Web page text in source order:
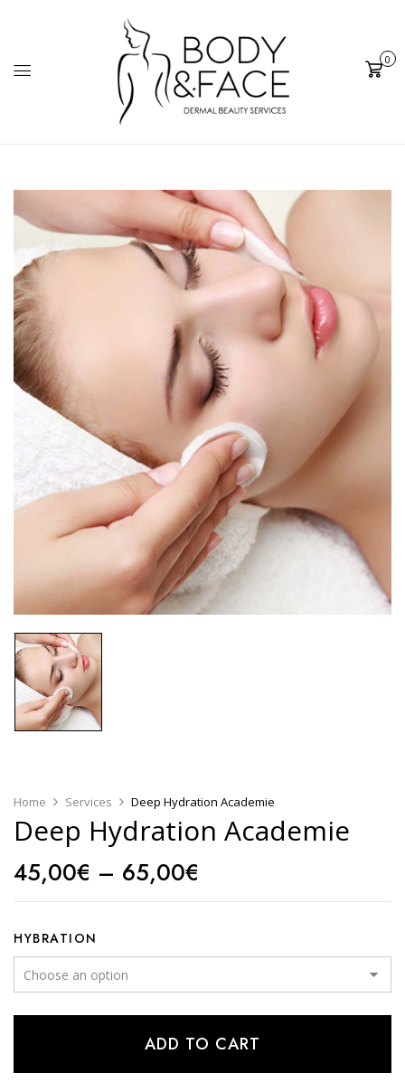
Cart
0
Home Services Deep Hydration Academie
Deep Hydration Academie
45,00€ – 65,00€
HYBRATION
ADD TO CART